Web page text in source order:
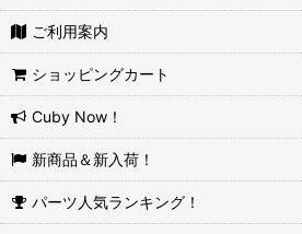
ご利用案内
ショッピングカート
Cuby Now！
新商品＆新入荷！
パーツ人気ランキング！